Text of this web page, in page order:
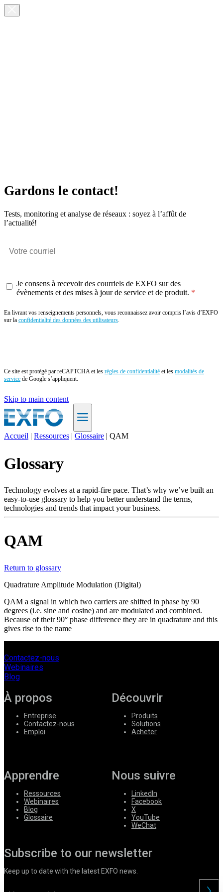
Gardons le contact!
Tests, monitoring et analyse de réseaux : soyez à l’affût de
l’actualité!
Je consens à recevoir des courriels de EXFO sur des
évènements et des mises à jour de service et de produit.
En livrant vos renseignements personnels, vous reconnaissez avoir compris l’avis d’EXFO
sur la confidentialité des données des utilisateurs.
Ce site est protégé par reCAPTCHA et les règles de confidentialité et les modalités de
service de Google s’appliquent.
Skip to main content
Produits
Soutien
Services
Acheter
Contactez-
nous
Corporate
Careers
Partners
Suppliers
Accueil | Ressources | Glossaire | QAM
Glossary
Technology evolves at a rapid-fire pace. That’s why we’ve built an
easy-to-use glossary to help you better understand the terms,
technologies and trends that impact your business.
QAM
Return to glossary
Quadrature Amplitude Modulation (Digital)
QAM a signal in which two carriers are shifted in phase by 90
degrees (i.e. sine and cosine) and are modulated and combined.
Because of their 90° phase difference they are in quadrature and this
gives rise to the name
Contactez-nous
Webinaires
Blog
À propos
Entreprise
Contactez-nous
Emploi
Découvrir
Produits
Solutions
Acheter
Apprendre
Ressources
Webinaires
Blog
Glossaire
Nous suivre
LinkedIn
Facebook
X
YouTube
WeChat
Subscribe to our newsletter
Keep up to date with the latest EXFO news.